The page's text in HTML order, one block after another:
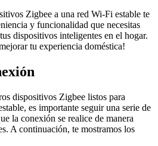
Zigbee a una red Wi-Fi estable te
y funcionalidad que necesitas
dispositivos inteligentes en el hogar.
tu experiencia doméstica!
dispositivos Zigbee listos para
es importante seguir una serie de
la conexión se realice de manera
A continuación, te mostramos los